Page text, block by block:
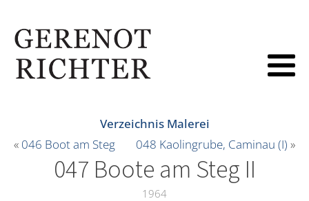
Verzeichnis Malerei
« 046 Boot am Steg 048 Kaolingrube, Caminau (I) »
047 Boote am Steg II
1964